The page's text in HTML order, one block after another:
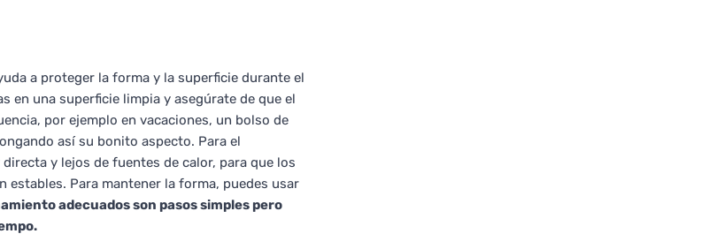
a proteger la forma y la superficie durante el
en una superficie limpia y asegúrate de que el
por ejemplo en vacaciones, un bolso de
así su bonito aspecto. Para el
y lejos de fuentes de calor, para que los
estables. Para mantener la forma, puedes usar
adecuados son pasos simples pero